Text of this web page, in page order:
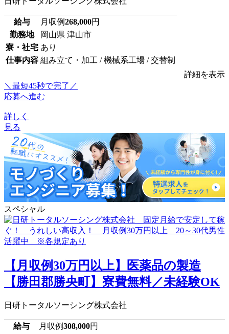
給与 月収例268,000円
勤務地
岡山県 津山市
寮・社宅 あり
仕事内容 組み立て・加工 / 機械系工場 / 交替制
詳細を表示
＼最短45秒で完了／
応募へ進む
詳しく
見る
スペシャル
【月収例30万円以上】医薬品の製造
【勝田郡勝央町】寮費無料／未経験OK
日研トータルソーシング株式会社
給与 月収例308,000円